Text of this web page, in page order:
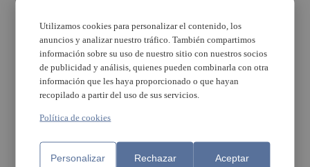
Moncada se reúne con
el CHJ para mejorar el
mantenimiento de sus
cauces y prevenir
inundaciones
Utilizamos cookies para personalizar el contenido, los
anuncios y analizar nuestro tráfico. También compartimos
información sobre su uso de nuestro sitio con nuestros socios
de publicidad y análisis, quienes pueden combinarla con otra
información que les haya proporcionado o que hayan
recopilado a partir del uso de sus servicios.
Política de cookies
Personalizar Rechazar Aceptar